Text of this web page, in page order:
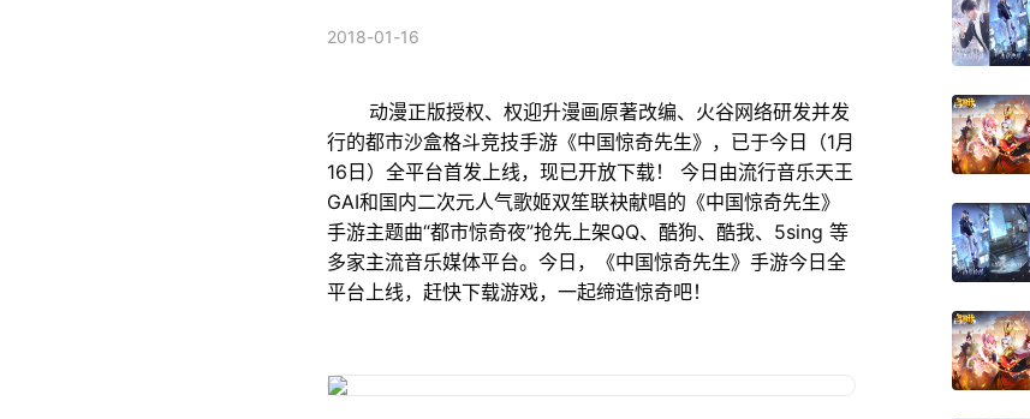
2018-01-16
动漫正版授权、权迎升漫画原著改编、火谷网络研发并发
行的都市沙盒格斗竞技手游《中国惊奇先生》，已于今日（1月
16日）全平台首发上线，现已开放下载！ 今日由流行音乐天王
GAI和国内二次元人气歌姬双笙联袂献唱的《中国惊奇先生》
手游主题曲“都市惊奇夜”抢先上架QQ、酷狗、酷我、5sing 等
多家主流音乐媒体平台。今日，《中国惊奇先生》手游今日全
平台上线，赶快下载游戏，一起缔造惊奇吧！